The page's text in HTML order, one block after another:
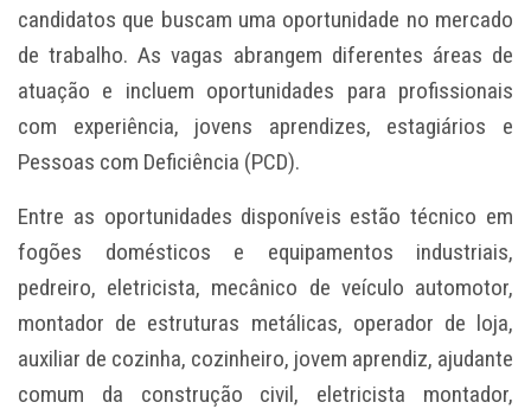
candidatos que buscam uma oportunidade no mercado
de trabalho. As vagas abrangem diferentes áreas de
atuação e incluem oportunidades para profissionais
com experiência, jovens aprendizes, estagiários e
Pessoas com Deficiência (PCD).
Entre as oportunidades disponíveis estão técnico em
fogões domésticos e equipamentos industriais,
pedreiro, eletricista, mecânico de veículo automotor,
montador de estruturas metálicas, operador de loja,
auxiliar de cozinha, cozinheiro, jovem aprendiz, ajudante
comum da construção civil, eletricista montador,